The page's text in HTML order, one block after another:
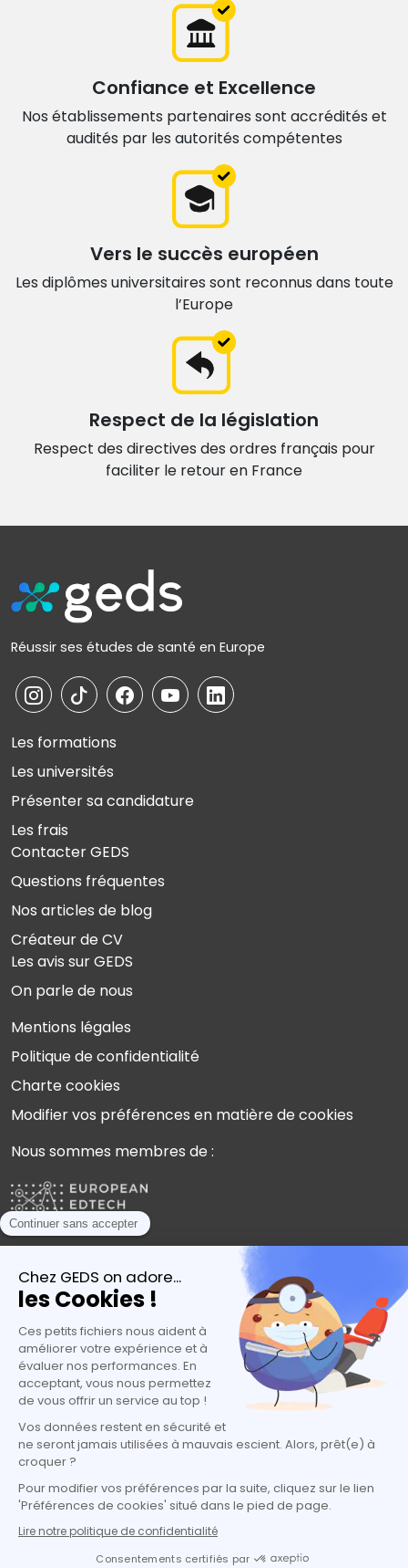
Confiance et Excellence
Nos établissements partenaires sont accrédités et
audités par les autorités compétentes
Vers le succès européen
Les diplômes universitaires sont reconnus dans toute
l’Europe
Respect de la législation
Respect des directives des ordres français pour
faciliter le retour en France
Réussir ses études de santé en Europe
Les formations
Les universités
Présenter sa candidature
Les frais
Contacter GEDS
Questions fréquentes
Nos articles de blog
Créateur de CV
Les avis sur GEDS
On parle de nous
Mentions légales
Politique de confidentialité
Charte cookies
Modifier vos préférences en matière de cookies
Nous sommes membres de :
Plébiscités par les experts de l’orientation
candidatures@geds.fr| +33 (0) 1 80 06 21 48